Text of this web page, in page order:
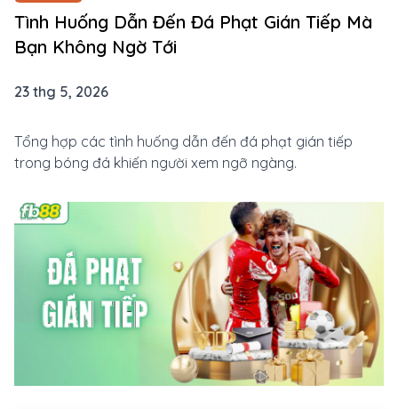
Tình Huống Dẫn Đến Đá Phạt Gián Tiếp Mà
Bạn Không Ngờ Tới
23 thg 5, 2026
Tổng hợp các tình huống dẫn đến đá phạt gián tiếp
trong bóng đá khiến người xem ngỡ ngàng.